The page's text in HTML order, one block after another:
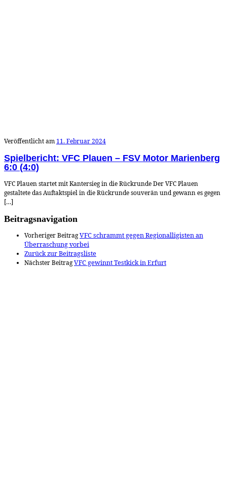
Veröffentlicht am 11. Februar 2024
Spielbericht: VFC Plauen – FSV Motor Marienberg
6:0 (4:0)
VFC Plauen startet mit Kantersieg in die Rückrunde Der VFC Plauen
gestaltete das Auftaktspiel in die Rückrunde souverän und gewann es gegen
[…]
Beitragsnavigation
Vorheriger BeitragVFC schrammt gegen Regionalligisten an
Überraschung vorbei
Zurück zur Beitragsliste
Nächster BeitragVFC gewinnt Testkick in Erfurt